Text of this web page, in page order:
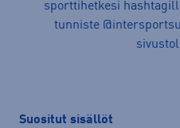
sporttihetkesi
tunniste
Suositut sisällöt